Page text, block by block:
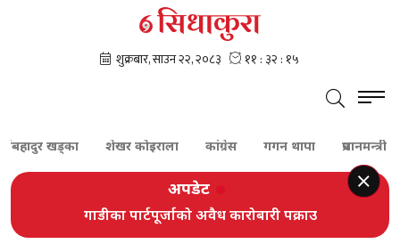
खड्का शेखर कोइराला कांग्रेस गगन थापा प्रधानमन्त्री बालेन
अपडेट
गाडीका पार्टपूर्जाको अवैध कारोबारी पक्राउ